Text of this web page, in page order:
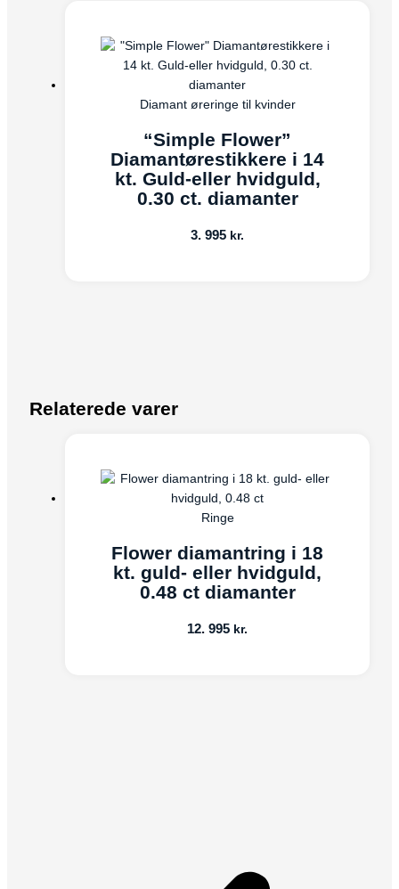
Diamant øreringe til kvinder
“Simple Flower”
Diamantørestikkere i 14
kt. Guld-eller hvidguld,
0.30 ct. diamanter
3. 995 kr.
Relaterede varer
Ringe
Flower diamantring i 18
kt. guld- eller hvidguld,
0.48 ct diamanter
12. 995 kr.